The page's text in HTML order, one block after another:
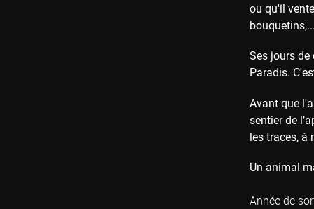
ou qu'il
Ses jours
Paradis.
Avant que
sentier de
les traces, à
Un animal
Année de